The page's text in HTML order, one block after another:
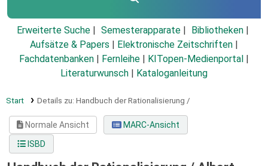
Erweiterte Suche Semesterapparate
Bibliotheken
Aufsätze & Papers
Elektronische Zeitschriften
Fachdatenbanken
Fernleihe KITopen-Medienportal
Literaturwunsch
Kataloganleitung
Start Details zu: Handbuch der Rationalisierung /
Normale Ansicht
MARC-Ansicht
ISBD